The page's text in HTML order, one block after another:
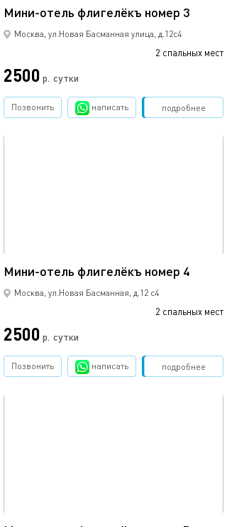
Мини-отель флигелёкъ номер 3
Москва, ул.Новая Басманная улица, д.12с4
2 спальных мест
2500 р. сутки
подробнее
Позвонить написать Забронировать
Мини-отель флигелёкъ номер 4
Москва, ул.Новая Басманная, д.12 с4
2 спальных мест
2500 р. сутки
подробнее
Позвонить написать Забронировать